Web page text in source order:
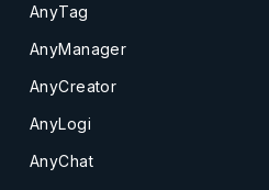
AnyTag
AnyManager
AnyCreator
AnyLogi
AnyChat